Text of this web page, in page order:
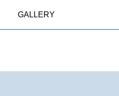
GALLERY